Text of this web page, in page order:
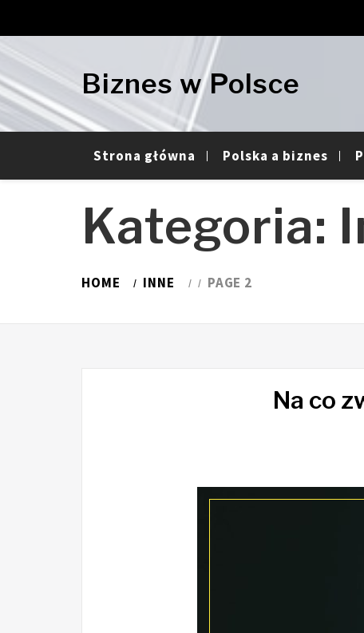
navigation
content
Biznes w Polsce
Strona główna Polska a biznes
Kategoria:
HOME INNE PAGE 2
Na co